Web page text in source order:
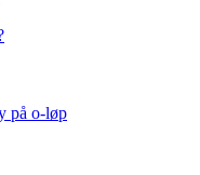
på o-løp